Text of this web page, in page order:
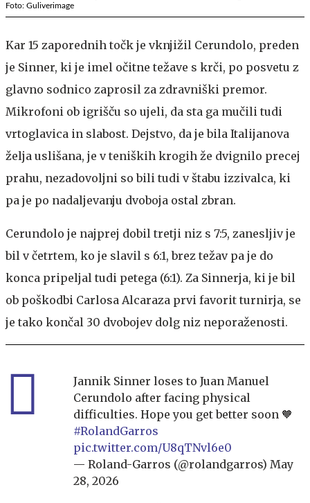
Foto: Guliverimage
Kar 15 zaporednih točk je vknjižil Cerundolo, preden
je Sinner, ki je imel očitne težave s krči, po posvetu z
glavno sodnico zaprosil za zdravniški premor.
Mikrofoni ob igrišču so ujeli, da sta ga mučili tudi
vrtoglavica in slabost. Dejstvo, da je bila Italijanova
želja uslišana, je v teniških krogih že dvignilo precej
prahu, nezadovoljni so bili tudi v štabu izzivalca, ki
pa je po nadaljevanju dvoboja ostal zbran.
Cerundolo je najprej dobil tretji niz s 7:5, zanesljiv je
bil v četrtem, ko je slavil s 6:1, brez težav pa je do
konca pripeljal tudi petega (6:1). Za Sinnerja, ki je bil
ob poškodbi Carlosa Alcaraza prvi favorit turnirja, se
je tako končal 30 dvobojev dolg niz neporaženosti.
Jannik Sinner loses to Juan Manuel
Cerundolo after facing physical
difficulties. Hope you get better soon 🧡
#RolandGarros
pic.twitter.com/U8qTNvl6e0
— Roland-Garros (@rolandgarros) May
28, 2026